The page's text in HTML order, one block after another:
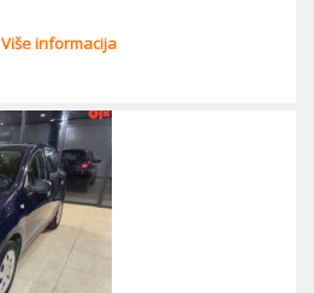
Više informacija